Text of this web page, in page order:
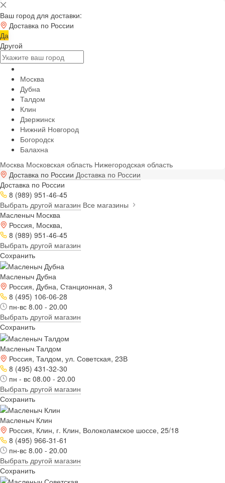
Ваш город для доставки:
Доставка по России
Да
Другой
Москва
Дубна
Талдом
Клин
Дзержинск
Нижний Новгород
Богородск
Балахна
Москва Московская область Нижегородская область
Доставка по России Доставка по России
Доставка по России
8 (989) 951-46-45
Выбрать другой магазин Все магазины
Масленыч Москва
Россия, Москва,
8 (989) 951-46-45
Выбрать другой магазин
Сохранить
Масленыч Дубна
Россия, Дубна, Станционная, 3
8 (495) 106-06-28
пн-вс 8.00 - 20.00
Выбрать другой магазин
Сохранить
Масленыч Талдом
Россия, Талдом, ул. Советская, 23В
8 (495) 431-32-30
пн - вс 08.00 - 20.00
Выбрать другой магазин
Сохранить
Масленыч Клин
Россия, Клин, г. Клин, Волоколамское шоссе, 25/18
8 (495) 966-31-61
пн-вс 8.00 - 20.00
Выбрать другой магазин
Сохранить